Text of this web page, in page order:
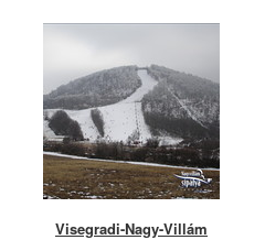
Visegradi-Nagy-Villám